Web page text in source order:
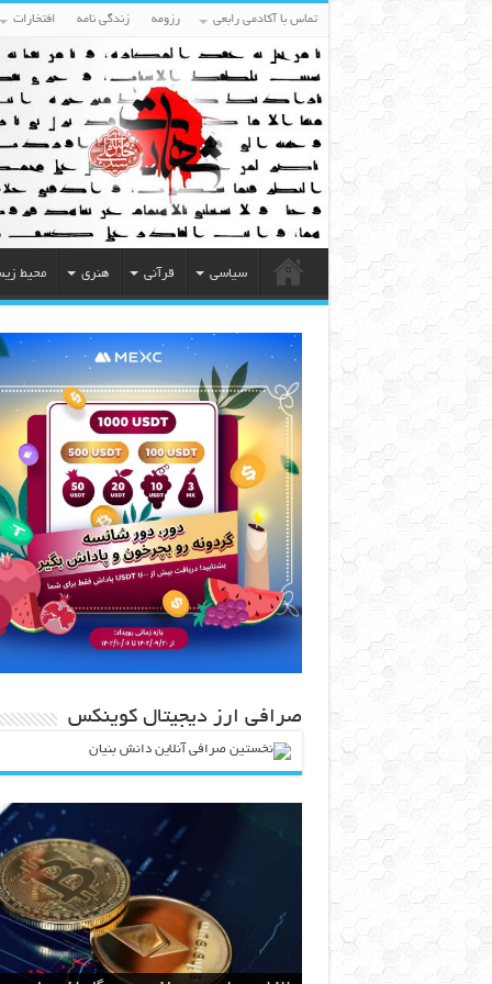
تماس با آکادمی رابعی رزومه زندگی نامه افتخارات
سیاسی قرآنی هنری محیط
صرافی ارز دیجیتال کوینکس